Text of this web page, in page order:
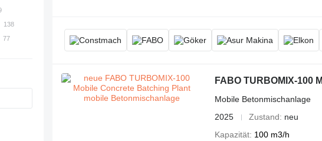
FABO TURBOMIX-100
Mobile Betonmischanlage
2025
Zustand
neu
Kapazität 100 m3/h